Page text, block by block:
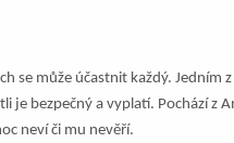
se může účastnit každý. Jedním
je bezpečný a vyplatí. Pochází z
neví či mu nevěří.